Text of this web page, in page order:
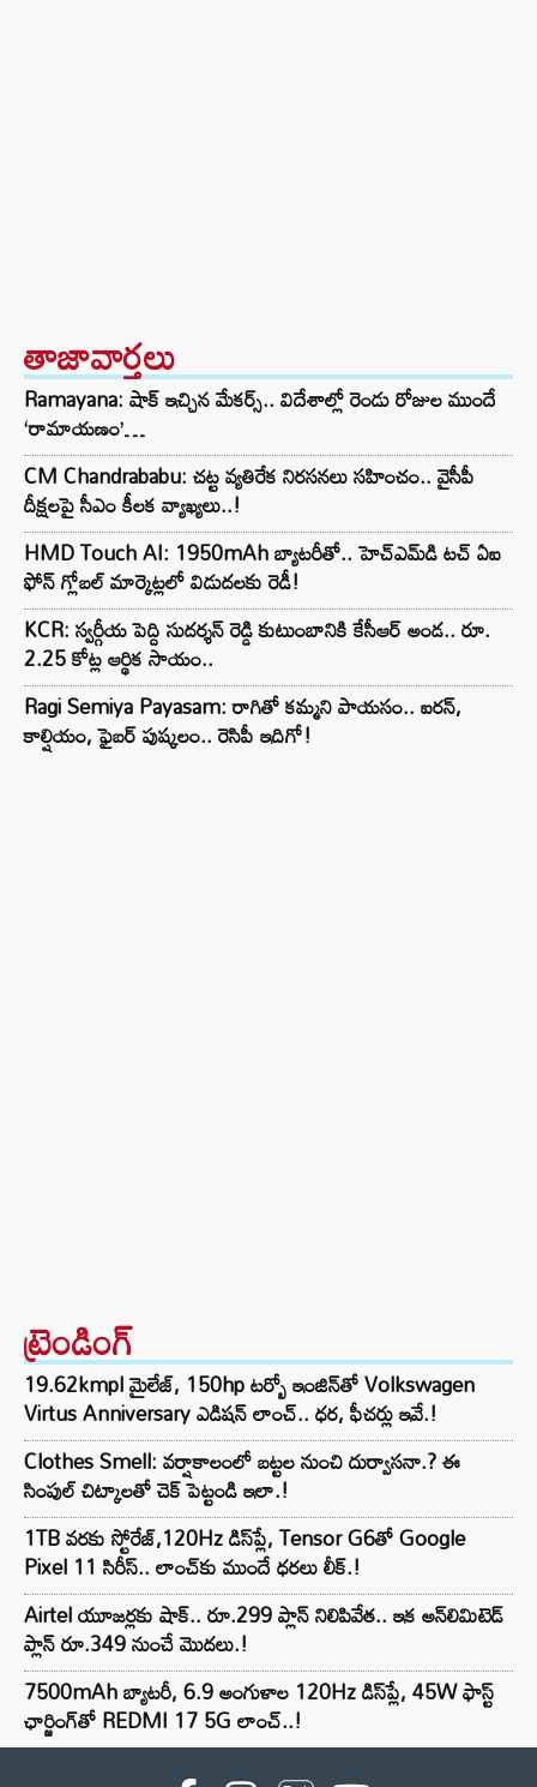
తాజావార్తలు
Ramayana: షాక్ ఇచ్చిన మేకర్స్.. విదేశాల్లో రెండు రోజుల ముందే
‘రామాయణం’…
CM Chandrababu: చట్ట వ్యతిరేక నిరసనలు సహించం.. వైసీపీ
దీక్షలపై సీఎం కీలక వ్యాఖ్యలు..!
HMD Touch AI: 1950mAh బ్యాటరీతో.. హెచ్‌ఎమ్‌డి టచ్ ఏఐ
ఫోన్ గ్లోబల్ మార్కెట్లలో విడుదలకు రెడీ!
KCR: స్వర్గీయ పెద్ది సుదర్శన్ రెడ్డి కుటుంబానికి కేసీఆర్ అండ.. రూ.
2.25 కోట్ల ఆర్థిక సాయం..
Ragi Semiya Payasam: రాగితో కమ్మని పాయసం.. ఐరన్,
కాల్షియం, ఫైబర్ పుష్కలం.. రెసిపీ ఇదిగో!
ట్రెండింగ్‌
19.62kmpl మైలేజ్, 150hp టర్బో ఇంజిన్‌తో Volkswagen
Virtus Anniversary ఎడిషన్ లాంచ్.. ధర, ఫీచర్లు ఇవే.!
Clothes Smell: వర్షాకాలంలో బట్టల నుంచి దుర్వాసనా.? ఈ
సింపుల్ చిట్కాలతో చెక్ పెట్టండి ఇలా.!
1TB వరకు స్టోరేజ్,120Hz డిస్‌ప్లే, Tensor G6తో Google
Pixel 11 సిరీస్.. లాంచ్⁭కు ముందే ధరలు లీక్.!
Airtel యూజర్లకు షాక్.. రూ.299 ప్లాన్ నిలిపివేత.. ఇక అన్‌లిమిటెడ్
ప్లాన్ రూ.349 నుంచే మొదలు.!
7500mAh బ్యాటరీ, 6.9 అంగుళాల 120Hz డిస్‌ప్లే, 45W ఫాస్ట్
ఛార్జింగ్‌తో REDMI 17 5G లాంచ్..!